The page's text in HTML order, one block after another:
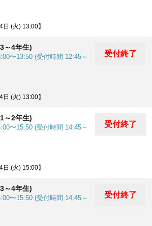
(火) 13:00】
～4年生)
〜13:50 (受付時間 12:45～
受付終了
(火) 13:00】
～2年生)
〜15:50 (受付時間 14:45～
受付終了
(火) 15:00】
～4年生)
〜15:50 (受付時間 14:45～
受付終了